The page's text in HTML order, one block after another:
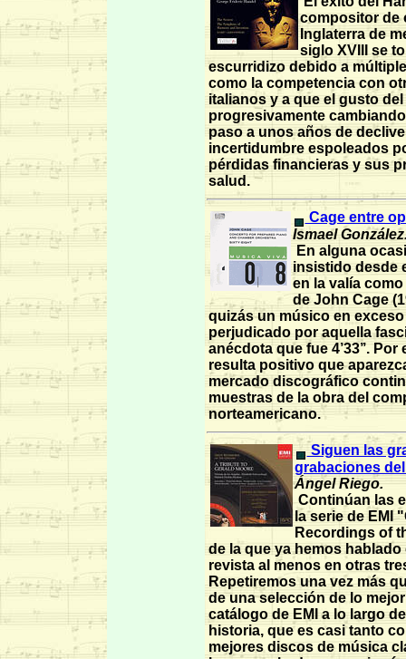
compositor de
Inglaterra de
siglo XVIII se
escurridizo debido a
como la competencia con
italianos y a que el gusto
progresivamente
paso a unos años de
incertidumbre espoleados
pérdidas financieras y sus
salud.
Cage entre
Ismael
En alguna
insistido desde
en la valía
de John Cage
quizás un músico en exceso
perjudicado por aquella
anécdota que fue 4’33’’. Por
resulta positivo que
mercado discográfico
muestras de la obra del
norteamericano.
Siguen las
grabaciones
Ángel Riego.
Continúan las
la serie de EMI
Recordings of
de la que ya hemos hablado
revista al menos en otras
Repetiremos una vez más
de una selección de lo
catálogo de EMI a lo largo
historia, que es casi tanto
mejores discos de música